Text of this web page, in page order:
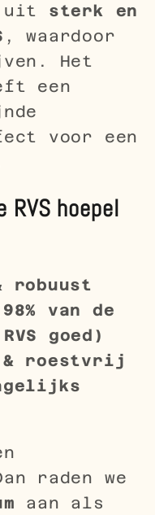
uit sterk en
, waardoor
Het
een
voor een
RVS hoepel
robuust
van de
goed)
roestvrij
raden we
aan als